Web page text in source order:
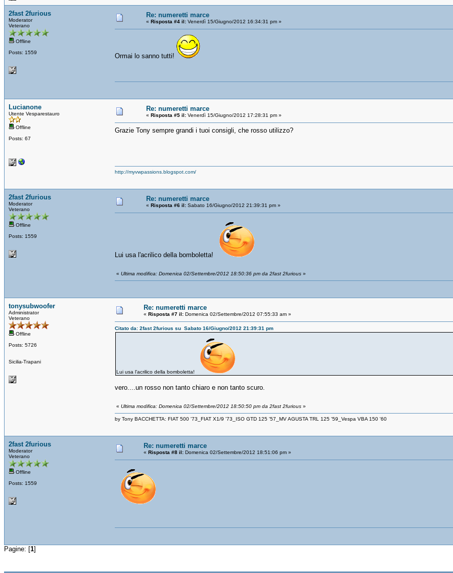
2fast 2furious
Moderator
Veterano
Offline
Posts: 1559
Re: numeretti marce
« Risposta #4 il: Venerdì 15/Giugno/2012 16:34:31 pm »
Ormai lo sanno tutti!
Lucianone
Utente Vesparestauro
Offline
Posts: 67
Re: numeretti marce
« Risposta #5 il: Venerdì 15/Giugno/2012 17:28:31 pm »
Grazie Tony sempre grandi i tuoi consigli, che rosso utilizzo?
http://myvwpassions.blogspot.com/
2fast 2furious
Moderator
Veterano
Offline
Posts: 1559
Re: numeretti marce
« Risposta #6 il: Sabato 16/Giugno/2012 21:39:31 pm »
Lui usa l'acrilico della bomboletta!
« Ultima modifica: Domenica 02/Settembre/2012 18:50:36 pm da 2fast 2furious »
tonysubwoofer
Administrator
Veterano
Offline
Posts: 5726
Sicilia-Trapani
Re: numeretti marce
« Risposta #7 il: Domenica 02/Settembre/2012 07:55:33 am »
Citato da: 2fast 2furious su Sabato 16/Giugno/2012 21:39:31 pm
Lui usa l'acrilico della bomboletta!
vero....un rosso non tanto chiaro e non tanto scuro.
« Ultima modifica: Domenica 02/Settembre/2012 18:50:50 pm da 2fast 2furious »
by Tony BACCHETTA: FIAT 500 '73_FIAT X1/9 '73_ISO GTD 125 '57_MV AGUSTA TRL 125 '59_Vespa VBA 150 '60
2fast 2furious
Moderator
Veterano
Offline
Posts: 1559
Re: numeretti marce
« Risposta #8 il: Domenica 02/Settembre/2012 18:51:06 pm »
Pagine: [1]